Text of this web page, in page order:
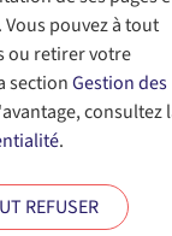
facteurs
(SIG),
et le
et de
étroitement
pouvez à tout
ou retirer votre
sectionGestion des
consultez
.
REFUSER